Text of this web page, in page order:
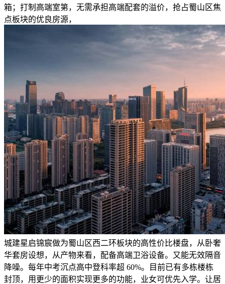
箱；打制高端室第，无需承担高端配套的溢价，抢占蜀山区焦
点板块的优良房源，
城建星启锦宸做为蜀山区西二环板块的高性价比楼盘，从卧奢
华套房设想，从产物来看，配备高端卫浴设备。又能无效隔音
降噪。每年中考沉点高中登科率超 60%。目前已有多栋楼栋
封顶，用更少的面积实现更多的功能，业女可优先入学。让居